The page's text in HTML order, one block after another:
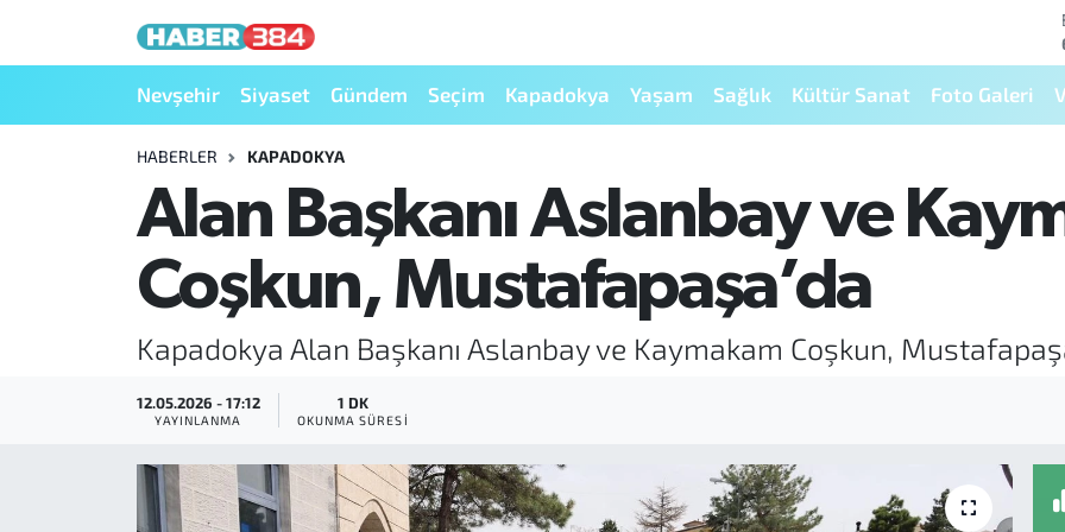
Nevşehir Siyaset Gündem Seçim Kapadokya Yaşam Sağlık Kültür Sanat Foto Galeri
HABERLER KAPADOKYA
Alan Başkanı Aslanbay ve
Coşkun, Mustafapaşa’da
Kapadokya Alan Başkanı Aslanbay ve Kaymakam Coşkun,
12.05.2026 - 17:12
YAYINLANMA
1 DK
OKUNMA SÜRESI
Nöbetçi Eczaneler
Hava Durumu
Trafik Durumu
Süper Lig Puan Durumu ve Fikstür
Tüm Manşetler
Son Dakika Haberleri